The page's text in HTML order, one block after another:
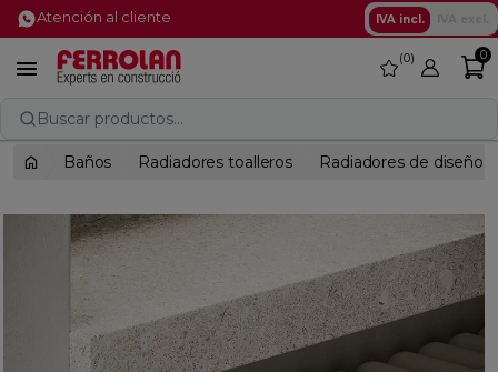
Atención al cliente IVA incl.
 favorite
0 0
Buscar productos...
Baños Radiadores toalleros Radiadores de diseño